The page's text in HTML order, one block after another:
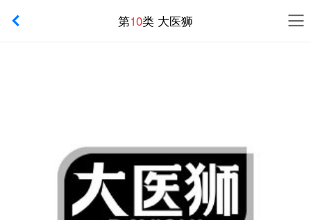
第10类 大医狮